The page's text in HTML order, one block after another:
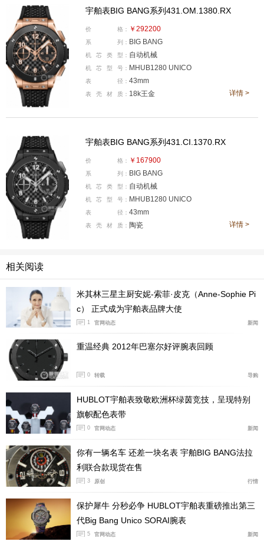
我们首先来看宇舶拿手的材质使用，全新BIG BANG源型
呈现了三种宇舶的标志性材质陶瓷、钛金属、王金，比如
我们看黑色魔力表款完全由黑色陶瓷材质打造，通体全黑
是那种纯“黑武士”风格，钛金表款都通体选用轻盈的钛金
属制成，主打一个银灰色泽，包括佩戴轻盈特性。钛金陶
瓷表款配备钛金属表壳及黑色陶瓷表圈，两种宇舶代表材
质做了融合，而图上这枚王金陶瓷表款也是采用18K王金
表壳来跟黑色陶瓷表圈做组合，黑金双色，奢华质感无疑
王金也作为宇舶最具代表性的独家贵金属合金，就跟市面
上常见的玫瑰金还真有着明显区别，王金的色调在常规光
照条件下其实更加红润，或者说温润，完全没有普通玫瑰
金那种偏黄或偏粉的质感。也更重要的是，铂金的融入，
让王金的硬度与抗氧化能力十分出众，色泽持久性大幅提
升。宇舶官方也特别介绍过，这种材质的物理特性非常适
宇舶表BIG BANG系列431.OM.1380.RX
价 格： ￥292200
系 列： BIG BANG
机 芯 类 型： 自动机械
机 芯 型 号： MHUB1280 UNICO
表 径： 43mm
表 壳 材 质： 18k王金 详情 >
宇舶表BIG BANG系列431.CI.1370.RX
价 格： ￥167900
系 列： BIG BANG
机 芯 类 型： 自动机械
机 芯 型 号： MHUB1280 UNICO
表 径： 43mm
表 壳 材 质： 陶瓷 详情 >
相关阅读
米其林三星主厨安妮-索菲·皮克（Anne-Sophie Pi
c） 正式成为宇舶表品牌大使
1 官网动态 新闻
重温经典 2012年巴塞尔好评腕表回顾
0 转载 导购
HUBLOT宇舶表致敬欧洲杯绿茵竞技，呈现特别
旗帜配色表带
0 官网动态 新闻
你有一辆名车 还差一块名表 宇舶BIG BANG法拉
利联合款现货在售
3 原创 行情
保护犀牛 分秒必争 HUBLOT宇舶表重磅推出第三
代Big Bang Unico SORAI腕表
5 官网动态 新闻